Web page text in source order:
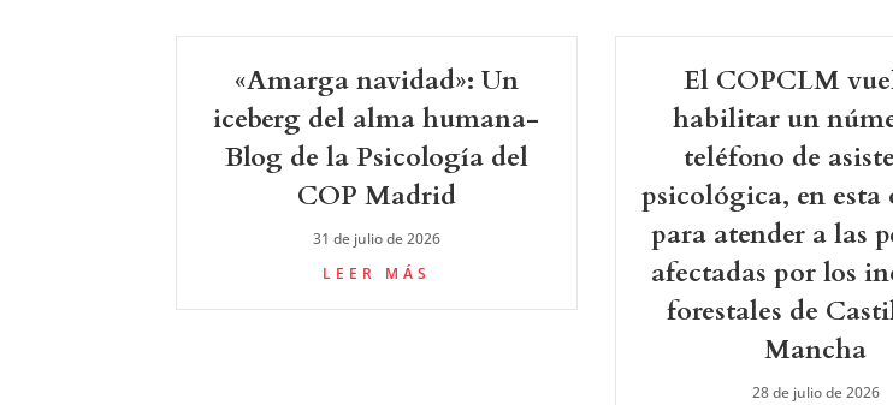
«Amarga navidad»: Un
iceberg del alma humana-
Blog de la Psicología del
COP Madrid
31 de julio de 2026
LEER MÁS
El COPCLM
habilitar un
teléfono de
psicológica, en esta
para atender a las
afectadas por los
forestales de
Mancha
28 de julio de 2026